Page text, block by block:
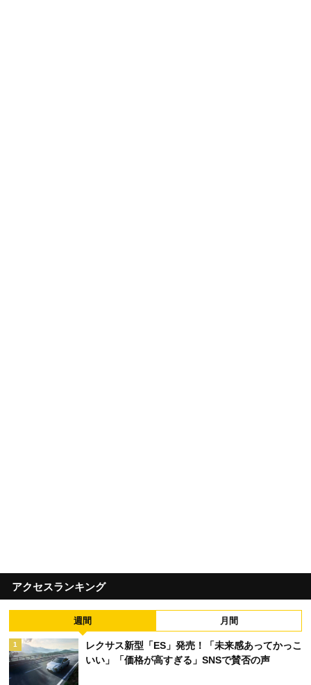
アクセスランキング
週間 月間
1
レクサス新型「ES」発売！「未来感あってかっこ
いい」「価格が高すぎる」SNSで賛否の声